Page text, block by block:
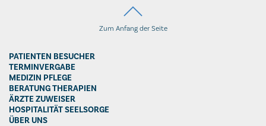
Zum Anfang der Seite
PATIENTEN BESUCHER
TERMINVERGABE
MEDIZIN PFLEGE
BERATUNG THERAPIEN
ÄRZTE ZUWEISER
HOSPITALITÄT SEELSORGE
ÜBER UNS